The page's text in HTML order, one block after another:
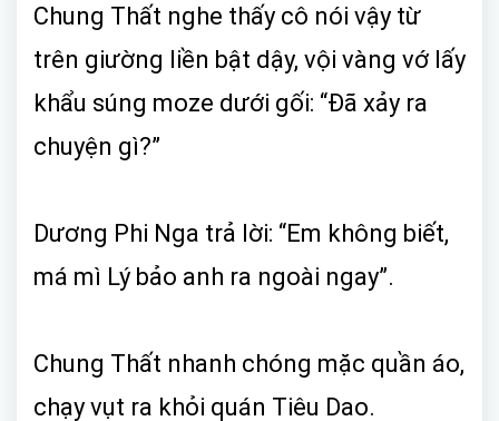
Chung Thất nghe thấy cô nói vậy từ
trên giường liền bật dậy, vội vàng vớ lấy
khẩu súng moze dưới gối: “Đã xảy ra
chuyện gì?”
Dương Phi Nga trả lời: “Em không biết,
má mì Lý bảo anh ra ngoài ngay”.
Chung Thất nhanh chóng mặc quần áo,
chạy vụt ra khỏi quán Tiêu Dao.